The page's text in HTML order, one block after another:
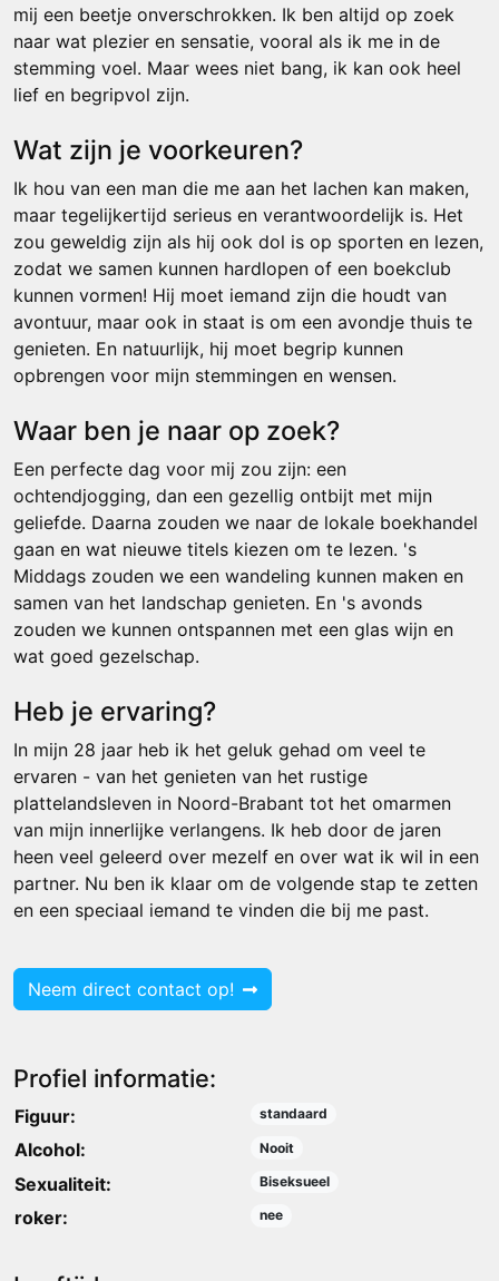
mij een beetje onverschrokken. Ik ben altijd op zoek
naar wat plezier en sensatie, vooral als ik me in de
stemming voel. Maar wees niet bang, ik kan ook heel
lief en begripvol zijn.
Wat zijn je voorkeuren?
Ik hou van een man die me aan het lachen kan maken,
maar tegelijkertijd serieus en verantwoordelijk is. Het
zou geweldig zijn als hij ook dol is op sporten en lezen,
zodat we samen kunnen hardlopen of een boekclub
kunnen vormen! Hij moet iemand zijn die houdt van
avontuur, maar ook in staat is om een avondje thuis te
genieten. En natuurlijk, hij moet begrip kunnen
opbrengen voor mijn stemmingen en wensen.
Waar ben je naar op zoek?
Een perfecte dag voor mij zou zijn: een
ochtendjogging, dan een gezellig ontbijt met mijn
geliefde. Daarna zouden we naar de lokale boekhandel
gaan en wat nieuwe titels kiezen om te lezen. 's
Middags zouden we een wandeling kunnen maken en
samen van het landschap genieten. En 's avonds
zouden we kunnen ontspannen met een glas wijn en
wat goed gezelschap.
Heb je ervaring?
In mijn 28 jaar heb ik het geluk gehad om veel te
ervaren - van het genieten van het rustige
plattelandsleven in Noord-Brabant tot het omarmen
van mijn innerlijke verlangens. Ik heb door de jaren
heen veel geleerd over mezelf en over wat ik wil in een
partner. Nu ben ik klaar om de volgende stap te zetten
en een speciaal iemand te vinden die bij me past.
Neem direct contact op!
Profiel informatie:
Figuur: standaard
Alcohol: Nooit
Sexualiteit: Biseksueel
roker: nee